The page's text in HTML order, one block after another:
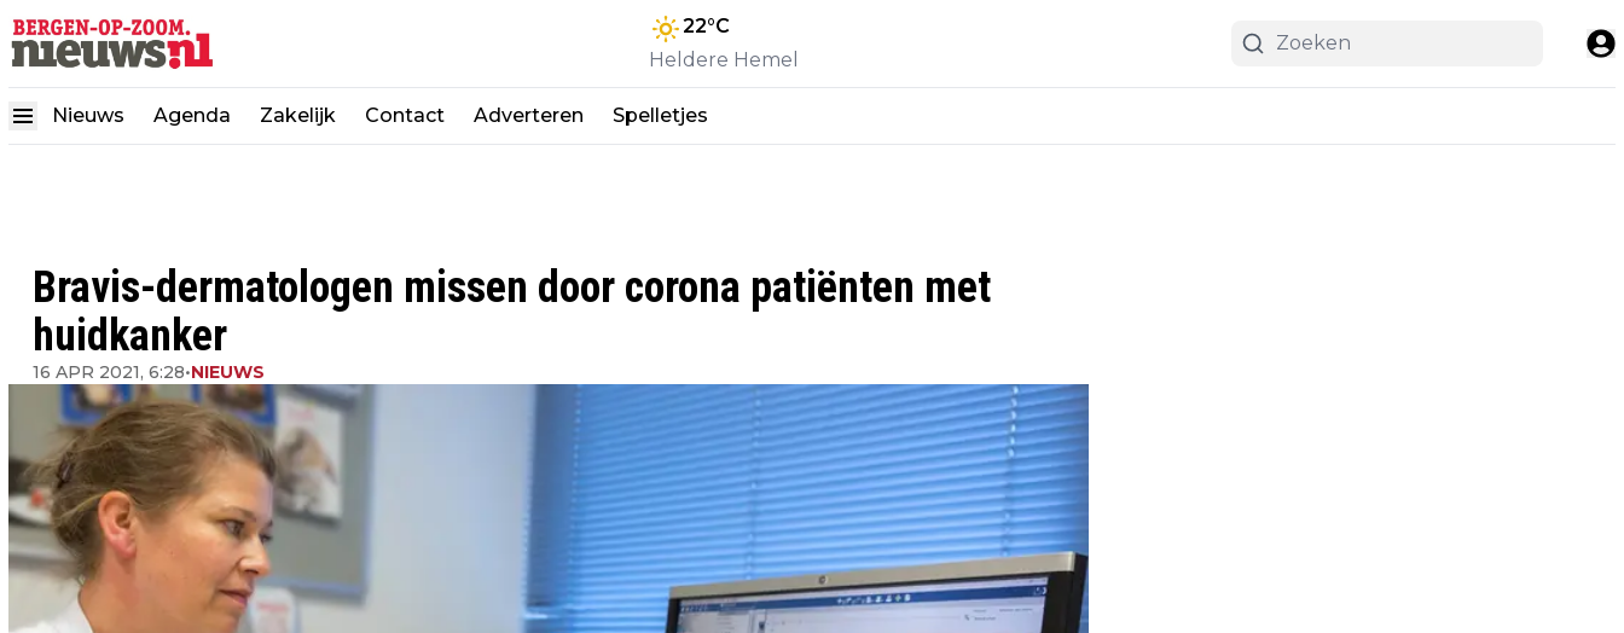
22°C
Heldere Hemel
Nieuws Agenda Zakelijk Contact Adverteren Spelletjes
Bravis-dermatologen missen door corona patiënten met
huidkanker
16 APR 2021, 6:28•NIEUWS